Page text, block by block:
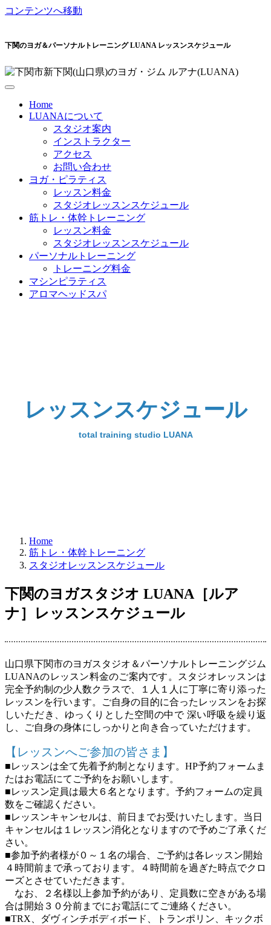
コンテンツへ移動
下関のヨガ＆パーソナルトレーニング LUANA レッスンスケジュール
Home
LUANAについて
スタジオ案内
インストラクター
アクセス
お問い合わせ
ヨガ・ピラティス
レッスン料金
スタジオレッスンスケジュール
筋トレ・体幹トレーニング
レッスン料金
スタジオレッスンスケジュール
パーソナルトレーニング
トレーニング料金
マシンピラティス
アロマヘッドスパ
レッスンスケジュール
total training studio LUANA
Home
筋トレ・体幹トレーニング
スタジオレッスンスケジュール
下関のヨガスタジオ LUANA［ルア
ナ］レッスンスケジュール
山口県下関市のヨガスタジオ＆パーソナルトレーニングジム
LUANAのレッスン料金のご案内です。スタジオレッスンは
完全予約制の少人数クラスで、１人１人に丁寧に寄り添った
レッスンを行います。ご自身の目的に合ったレッスンをお探
しいただき、ゆっくりとした空間の中で 深い呼吸を繰り返
し、ご自身の身体にしっかりと向き合っていただけます。
【レッスンへご参加の皆さま】
■レッスンは全て先着予約制となります。HP予約フォームま
たはお電話にてご予約をお願いします。
■レッスン定員は最大６名となります。予約フォームの定員
数をご確認ください。
■レッスンキャンセルは、前日までお受けいたします。当日
キャンセルは１レッスン消化となりますので予めご了承くだ
さい。
■参加予約者様が０～１名の場合、ご予約は各レッスン開始
４時間前まで承っております。４時間前を過ぎた時点でクロ
ーズとさせていただきます。
なお、２名様以上参加予約があり、定員数に空きがある場
合は開始３０分前までにお電話にてご連絡ください。
■TRX、ダヴィンチボディボード、トランポリン、キックボ